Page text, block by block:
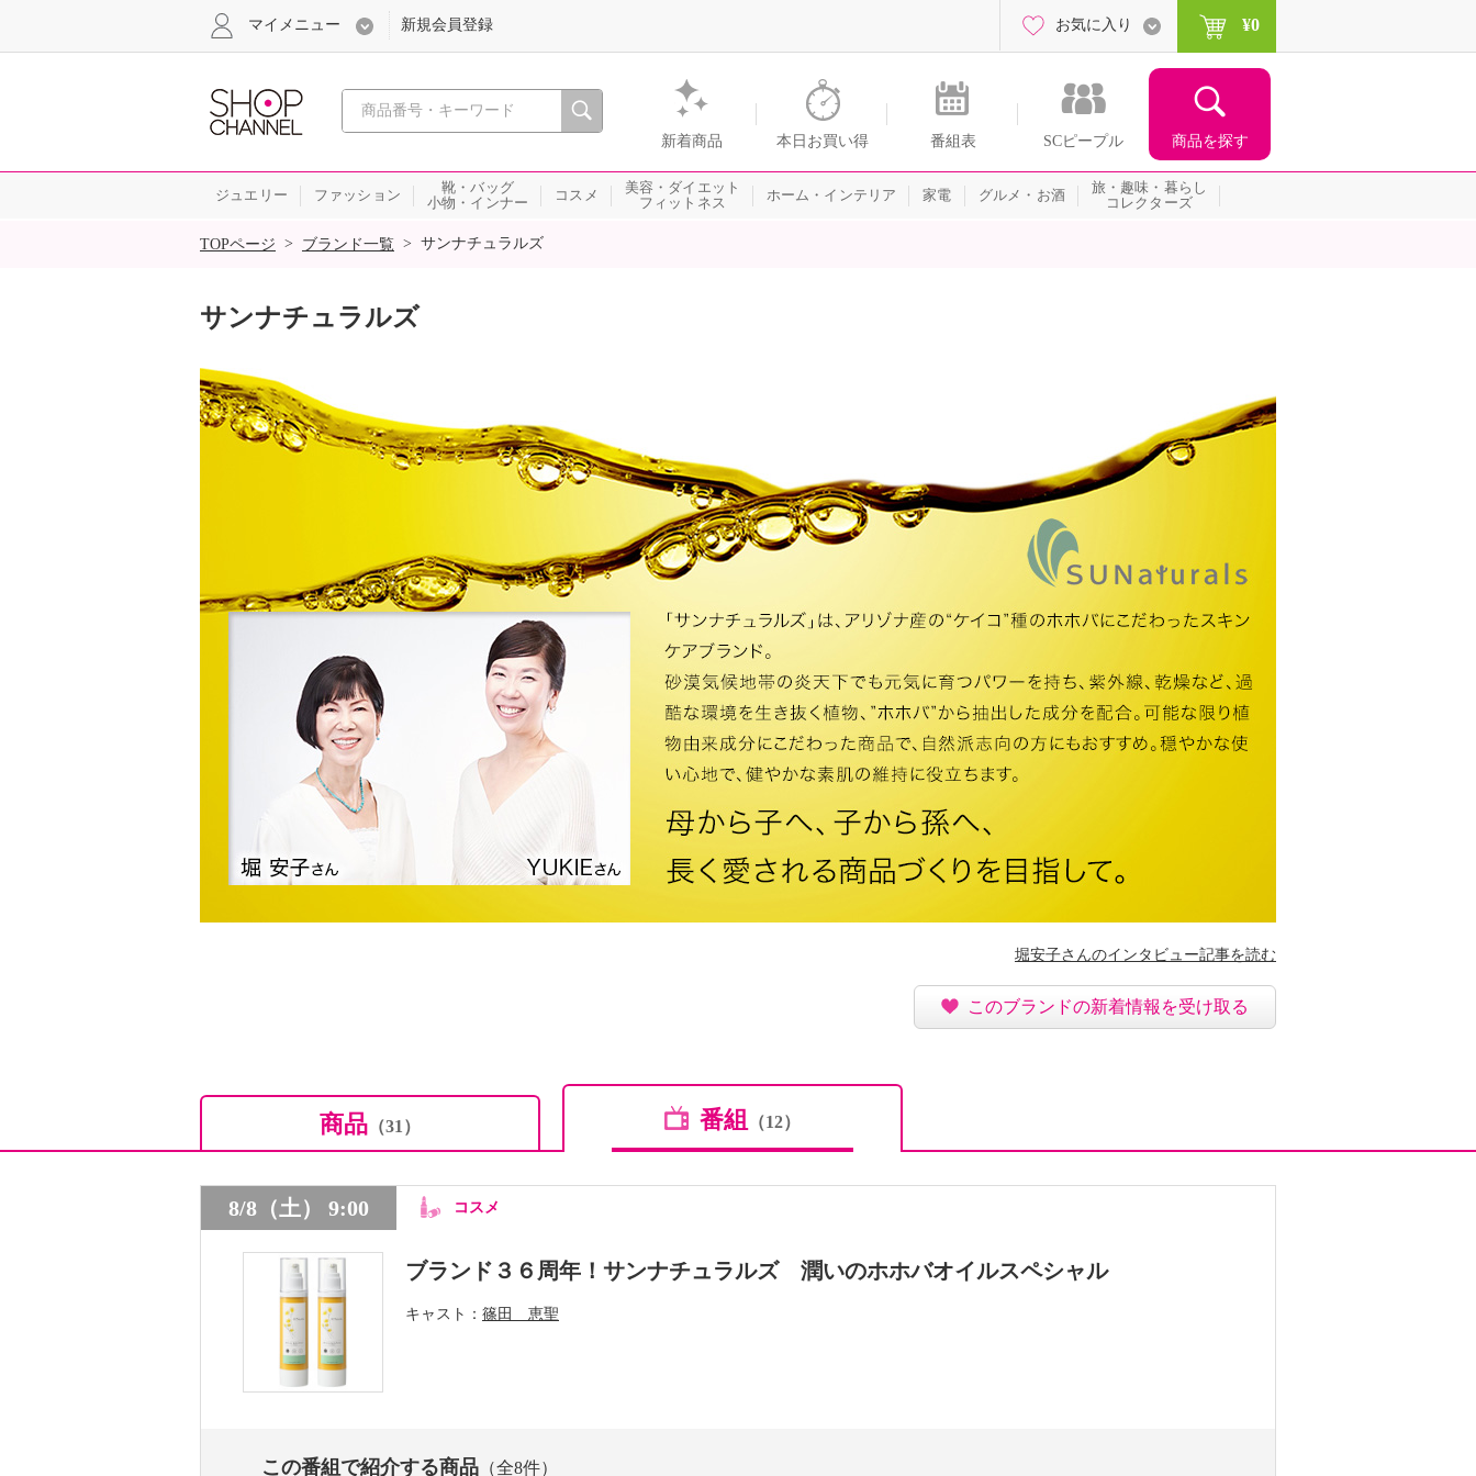
心おどる、瞬間を。通販・テレビショッピングのショップチャンネル
新着商品 本日お買い得 番組表 SCピープル 商品を探す
マイメニュー 新規会員登録 お気に入り ¥0
ジュエリー ファッション
靴・バッグ
小物・インナー
コスメ
美容・ダイエット
フィットネス
ホーム・インテリア 家電 グルメ・お酒
旅・趣味・暮らし
コレクターズ
SALE
TOPページ > ブランド一覧 > サンナチュラルズ
サンナチュラルズ
堀安子さんのインタビュー記事を読む
このブランドの新着情報を受け取る
商品 （31） 番組 （12）
8/8（土） 9:00 コスメ
ブランド３６周年！サンナチュラルズ 潤いのホホバオイルスペシャル
キャスト 篠田 恵聖
この番組で紹介する商品 （全8件）